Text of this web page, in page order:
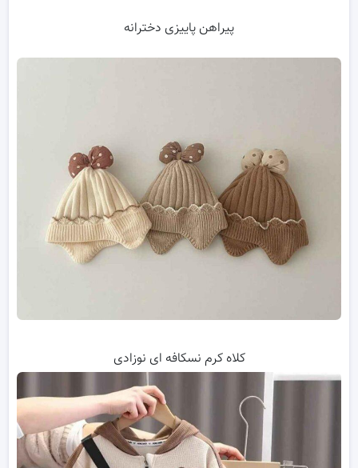
پیراهن پاییزی دخترانه
کلاه کرم نسکافه ای نوزادی